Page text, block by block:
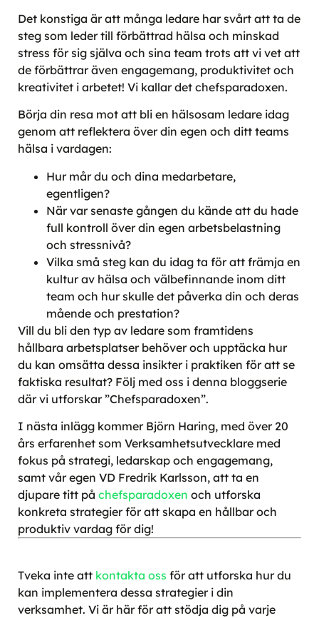
Det konstiga är att många ledare har svårt att ta de
steg som leder till förbättrad hälsa och minskad
stress för sig själva och sina team trots att vi vet att
de förbättrar även engagemang, produktivitet och
kreativitet i arbetet! Vi kallar det chefsparadoxen.
Börja din resa mot att bli en hälsosam ledare idag
genom att reflektera över din egen och ditt teams
hälsa i vardagen:
Hur mår du och dina medarbetare,
egentligen?
När var senaste gången du kände att du hade
full kontroll över din egen arbetsbelastning
och stressnivå?
Vilka små steg kan du idag ta för att främja en
kultur av hälsa och välbefinnande inom ditt
team och hur skulle det påverka din och deras
mående och prestation?
Vill du bli den typ av ledare som framtidens
hållbara arbetsplatser behöver och upptäcka hur
du kan omsätta dessa insikter i praktiken för att se
faktiska resultat? Följ med oss i denna bloggserie
där vi utforskar ”Chefsparadoxen”.
I nästa inlägg kommer Björn Haring, med över 20
års erfarenhet som Verksamhetsutvecklare med
fokus på strategi, ledarskap och engagemang,
samt vår egen VD Fredrik Karlsson, att ta en
djupare titt på chefsparadoxen och utforska
konkreta strategier för att skapa en hållbar och
produktiv vardag för dig!
Tveka inte att kontakta oss för att utforska hur du
kan implementera dessa strategier i din
verksamhet. Vi är här för att stödja dig på varje